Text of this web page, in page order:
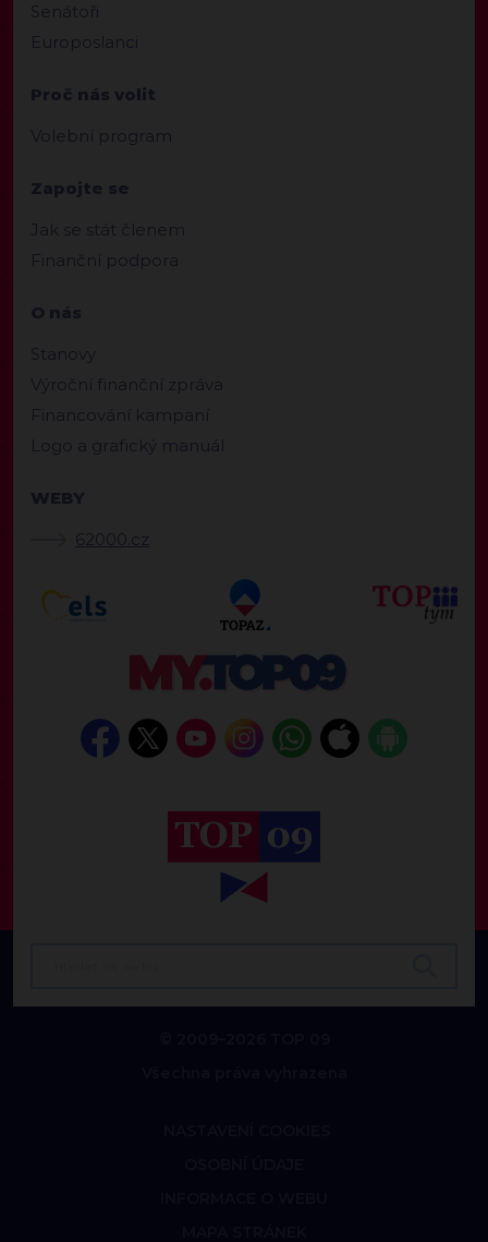
Senátoři
Europoslanci
Proč nás volit
Volební program
Zapojte se
Jak se stát členem
Finanční podpora
O nás
Stanovy
Výroční finanční zpráva
Financování kampaní
Logo a grafický manuál
WEBY
62000.cz